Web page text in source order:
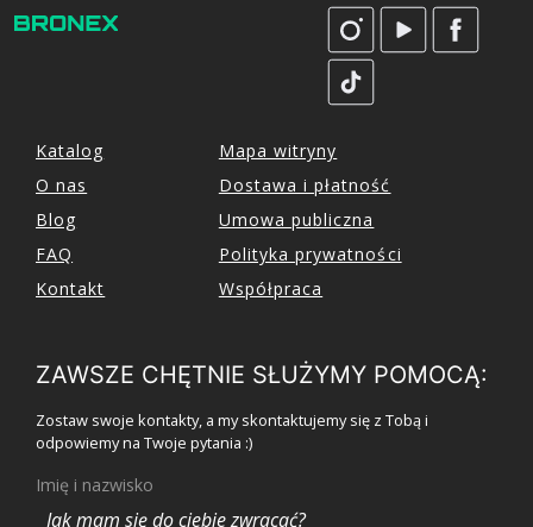
Katalog
O nas
Blog
FAQ
Kontakt
Mapa witryny
Dostawa i płatność
Umowa publiczna
Polityka prywatności
Współpraca
ZAWSZE CHĘTNIE SŁUŻYMY POMOCĄ:
Zostaw swoje kontakty, a my skontaktujemy się z Tobą i
odpowiemy na Twoje pytania :)
Imię i nazwisko